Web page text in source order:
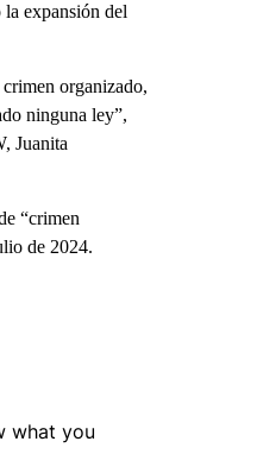
expansión del
organizado,
ninguna ley”,
Juanita
“crimen
de 2024.
what you